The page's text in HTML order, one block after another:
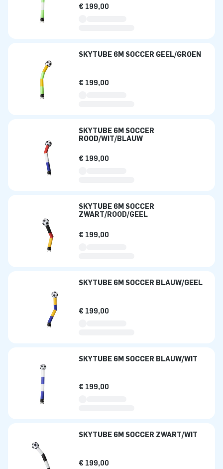
€ 199,00
SKYTUBE 6M SOCCER GEEL/GROEN
€ 199,00
SKYTUBE 6M SOCCER
ROOD/WIT/BLAUW
€ 199,00
SKYTUBE 6M SOCCER
ZWART/ROOD/GEEL
€ 199,00
SKYTUBE 6M SOCCER BLAUW/GEEL
€ 199,00
SKYTUBE 6M SOCCER BLAUW/WIT
€ 199,00
SKYTUBE 6M SOCCER ZWART/WIT
€ 199,00